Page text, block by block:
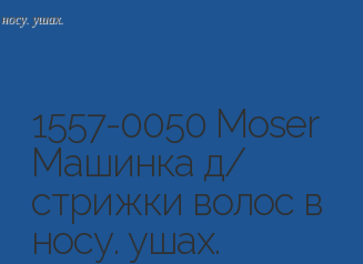
ушах.
1557-0050 Moser
Машинка д/
стрижки волос в
носу. ушах.